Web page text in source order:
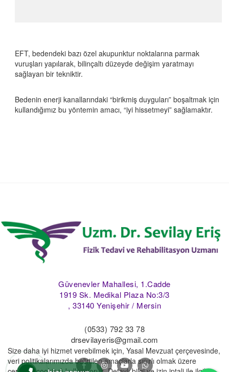
EFT, bedendeki bazı özel akupunktur noktalarına parmak
vuruşları yapılarak, bilinçaltı düzeyde değişim yaratmayı
sağlayan bir tekniktir.
Bedenin enerji kanallarındaki “birikmiş duyguları” boşaltmak için
kullandığımız bu yöntemin amacı, “iyi hissetmeyi” sağlamaktır.
Güvenevler Mahallesi, 1.Cadde
1919 Sk. Medikal Plaza No:3/3
, 33140 Yenişehir / Mersin
(0533) 792 33 78
drsevilayeris@gmail.com
Size daha iyi hizmet verebilmek için, Yasal Mevzuat çerçevesinde,
veri politikalarımızda belirtilen amaçlarla sınırlı olmak üzere